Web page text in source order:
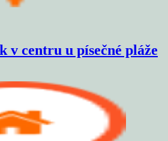
v centru u písečné pláže